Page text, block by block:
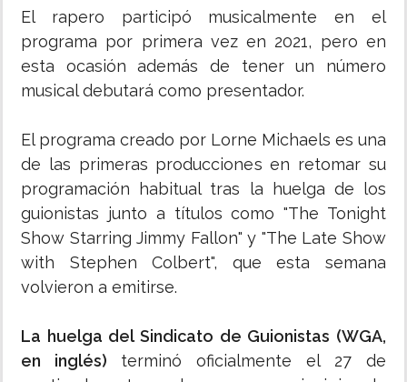
El rapero participó musicalmente en el
programa por primera vez en 2021, pero en
esta ocasión además de tener un número
musical debutará como presentador.
El programa creado por Lorne Michaels es una
de las primeras producciones en retomar su
programación habitual tras la huelga de los
guionistas junto a títulos como "The Tonight
Show Starring Jimmy Fallon" y "The Late Show
with Stephen Colbert", que esta semana
volvieron a emitirse.
La huelga del Sindicato de Guionistas (WGA,
en inglés) terminó oficialmente el 27 de